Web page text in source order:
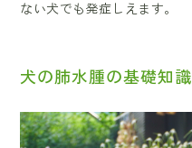
ない犬でも発症しえます。
犬の肺水腫の基礎知識